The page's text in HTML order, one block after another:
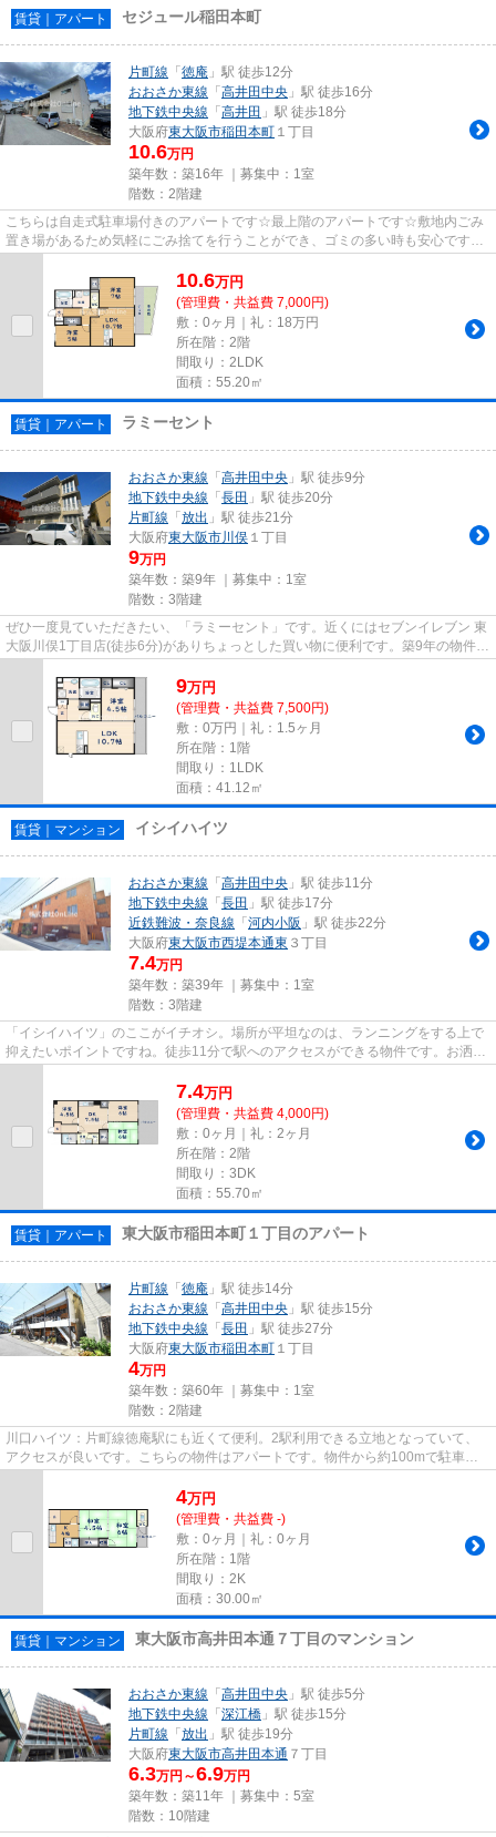
賃貸｜アパート セジュール稲田本町
片町線 「徳庵 」駅 徒歩12分
おおさか東線 「高井田中央 」駅 徒歩16分
地下鉄中央線 「高井田 」駅 徒歩18分
大阪府東大阪市稲田本町 １丁目
10.6万円
築年数：築16年 ｜募集中： 1室
階数：2階建
こちらは自走式駐車場付きのアパートです☆最上階のアパートです☆敷地内ごみ
置き場があるため気軽にごみ捨てを行うことができ、ゴミの多い時も安心です☆
平坦な場所にあるアパートなら毎...
10.6万円
(管理費・共益費 7,000円)
敷：0ヶ月｜礼：18万円
所在階：2階
間取り：2LDK
面積：55.20㎡
賃貸｜アパート ラミーセント
おおさか東線 「高井田中央 」駅 徒歩9分
地下鉄中央線 「長田 」駅 徒歩20分
片町線 「放出 」駅 徒歩21分
大阪府東大阪市川俣 １丁目
9万円
築年数：築9年 ｜募集中： 1室
階数：3階建
ぜひ一度見ていただきたい、「ラミーセント」です。近くにはセブンイレブン 東
大阪川俣1丁目店(徒歩6分)がありちょっとした買い物に便利です。築9年の物件で
充実した毎日を過ごしませ...
9万円
(管理費・共益費 7,500円)
敷：0万円｜礼：1.5ヶ月
所在階：1階
間取り：1LDK
面積：41.12㎡
賃貸｜マンション イシイハイツ
おおさか東線 「高井田中央 」駅 徒歩11分
地下鉄中央線 「長田 」駅 徒歩17分
近鉄難波・奈良線 「河内小阪 」駅 徒歩22分
大阪府東大阪市西堤本通東 ３丁目
7.4万円
築年数：築39年 ｜募集中： 1室
階数：3階建
「イシイハイツ」のここがイチオシ。場所が平坦なのは、ランニングをする上で
抑えたいポイントですね。徒歩11分で駅へのアクセスができる物件です。お洒落
で素敵な外観タイル張りの物...
7.4万円
(管理費・共益費 4,000円)
敷：0ヶ月｜礼：2ヶ月
所在階：2階
間取り：3DK
面積：55.70㎡
賃貸｜アパート 東大阪市稲田本町１丁目のアパート
片町線 「徳庵 」駅 徒歩14分
おおさか東線 「高井田中央 」駅 徒歩15分
地下鉄中央線 「長田 」駅 徒歩27分
大阪府東大阪市稲田本町 １丁目
4万円
築年数：築60年 ｜募集中： 1室
階数：2階建
川口ハイツ：片町線徳庵駅にも近くて便利。2駅利用できる立地となっていて、
アクセスが良いです。こちらの物件はアパートです。物件から約100mで駐車場
に行けます。当社スタッフが地域...
4万円
(管理費・共益費 -)
敷：0ヶ月｜礼：0ヶ月
所在階：1階
間取り：2K
面積：30.00㎡
賃貸｜マンション 東大阪市高井田本通７丁目のマンション
おおさか東線 「高井田中央 」駅 徒歩5分
地下鉄中央線 「深江橋 」駅 徒歩15分
片町線 「放出 」駅 徒歩19分
大阪府東大阪市高井田本通 ７丁目
6.3万円～6.9万円
築年数：築11年 ｜募集中： 5室
階数：10階建